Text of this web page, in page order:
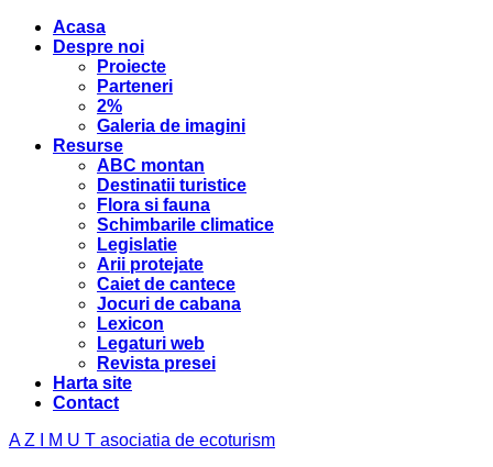
Acasa
Despre noi
Proiecte
Parteneri
2%
Galeria de imagini
Resurse
ABC montan
Destinatii turistice
Flora si fauna
Schimbarile climatice
Legislatie
Arii protejate
Caiet de cantece
Jocuri de cabana
Lexicon
Legaturi web
Revista presei
Harta site
Contact
A Z I M U T asociatia de ecoturism